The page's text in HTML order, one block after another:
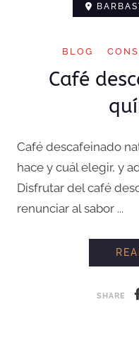
BLOG
Café
Café descafeinado
hace y cuál elegir, y
Disfrutar del café
renunciar al sabor ...
SHARE